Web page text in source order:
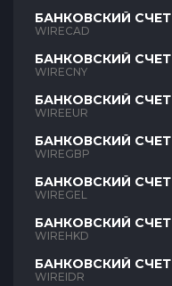
БАНКОВСКИЙ СЧЕТ
CAD
WIRECAD
БАНКОВСКИЙ СЧЕТ
CNY
WIRECNY
БАНКОВСКИЙ СЧЕТ
EUR
WIREEUR
БАНКОВСКИЙ СЧЕТ
GBP
WIREGBP
БАНКОВСКИЙ СЧЕТ
GEL
WIREGEL
БАНКОВСКИЙ СЧЕТ
HKD
WIREHKD
БАНКОВСКИЙ СЧЕТ
IDR
WIREIDR